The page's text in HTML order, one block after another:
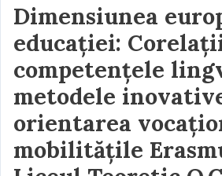
Dimensiunea
educației:
competențele
metodele
orientarea
mobilitățile